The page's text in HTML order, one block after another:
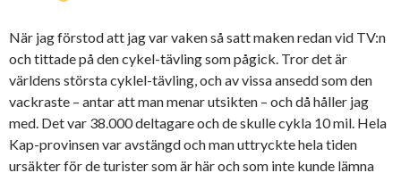
När jag förstod att jag var vaken så satt maken redan vid TV:n
och tittade på den cykel-tävling som pågick. Tror det är
världens största cyklel-tävling, och av vissa ansedd som den
vackraste – antar att man menar utsikten – och då håller jag
med. Det var 38.000 deltagare och de skulle cykla 10 mil. Hela
Kap-provinsen var avstängd och man uttryckte hela tiden
ursäkter för de turister som är här och som inte kunde lämna